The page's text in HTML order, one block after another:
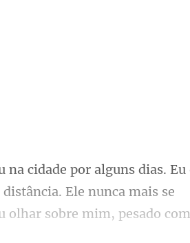
Ele nunca mais se